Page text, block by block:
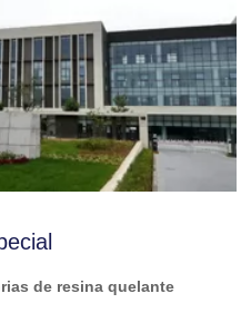
de resina quelante